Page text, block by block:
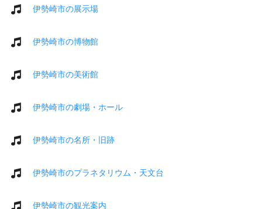
伊勢崎市の展示場
伊勢崎市の博物館
伊勢崎市の美術館
伊勢崎市の劇場・ホール
伊勢崎市の名所・旧跡
伊勢崎市のプラネタリウム・天文台
伊勢崎市の観光案内